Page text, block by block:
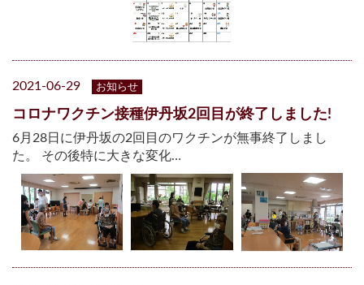
2021-06-29 お知らせ
コロナワクチン接種伊丹坂2回目が終了しました!
6月28日に伊丹坂の2回目のワクチンが無事終了しまし
た。 その後特に大きな変化…